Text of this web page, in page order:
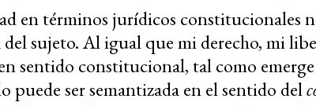
en términos jurídicos constitucionales
sujeto. Al igual que mi derecho, mi
sentido constitucional, tal como emerge
puede ser semantizada en el sentido del